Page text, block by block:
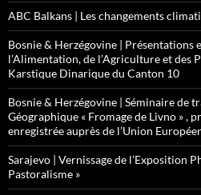
ABC Balkans | Les changements
Bosnie & Herzégovine | Présentations
l’Alimentation, de l’Agriculture et des
Karstique Dinarique du Canton 10
Bosnie & Herzégovine | Séminaire de
Géographique « Fromage de Livno » ,
enregistrée auprès de l’Union
Sarajevo | Vernissage de l’Exposition
Pastoralisme »